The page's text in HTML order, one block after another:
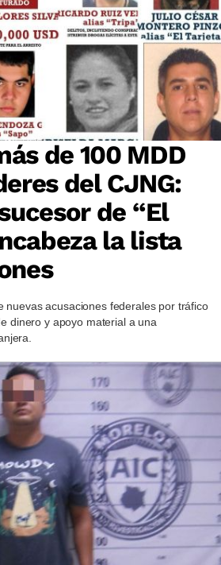
de 100 MDD
del CJNG:
de “El
la lista
nuevas acusaciones federales por tráfico
dinero y apoyo material a una